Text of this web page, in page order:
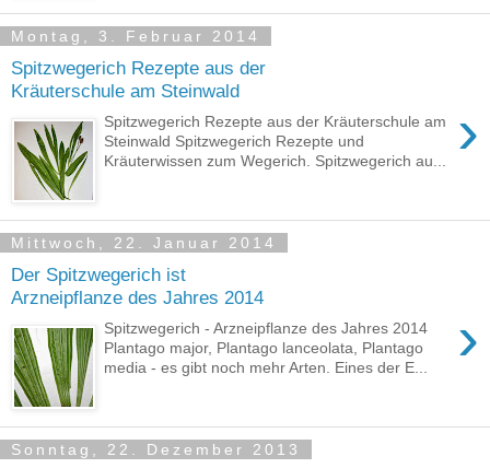
Montag, 3. Februar 2014
Spitzwegerich Rezepte aus der
Kräuterschule am Steinwald
›
Spitzwegerich Rezepte aus der Kräuterschule am
Steinwald Spitzwegerich Rezepte und
Kräuterwissen zum Wegerich. Spitzwegerich au...
Mittwoch, 22. Januar 2014
Der Spitzwegerich ist
Arzneipflanze des Jahres 2014
›
Spitzwegerich - Arzneipflanze des Jahres 2014
Plantago major, Plantago lanceolata, Plantago
media - es gibt noch mehr Arten. Eines der E...
Sonntag, 22. Dezember 2013